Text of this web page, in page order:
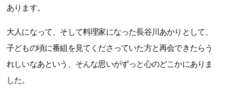
あります。
大人になって、そして料理家になった長谷川あかりとして、
子どもの頃に番組を見てくださっていた方と再会できたらう
れしいなあという、そんな思いがずっと心のどこかにありま
した。